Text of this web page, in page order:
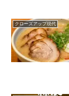
クローズアップ現代